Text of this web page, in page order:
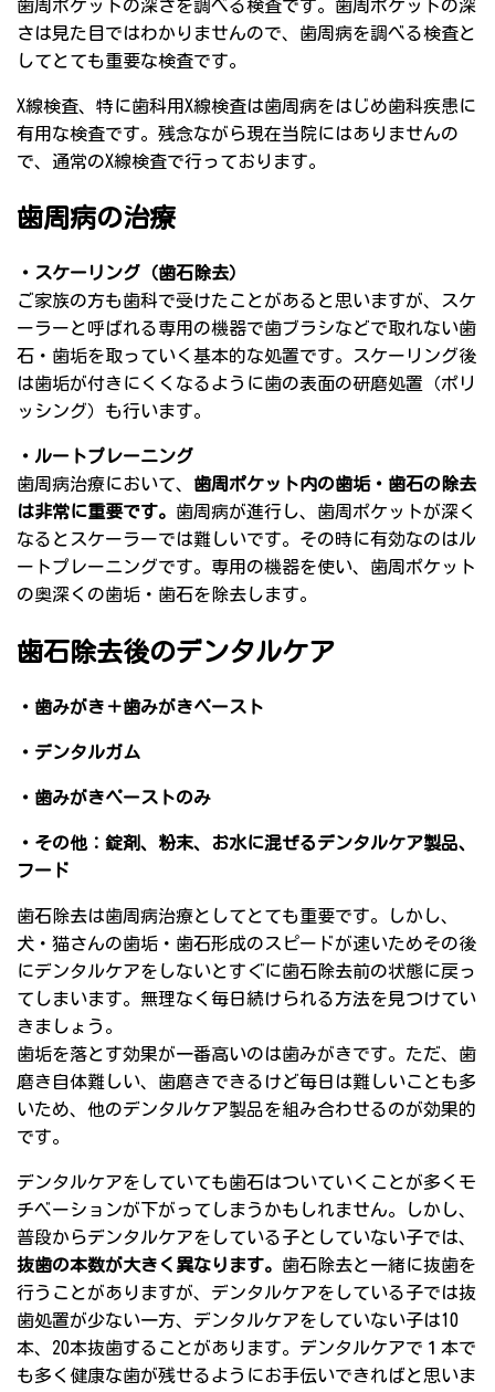
歯周ポケットの深さを調べる検査です。歯周ポケットの深
さは見た目ではわかりませんので、歯周病を調べる検査と
してとても重要な検査です。
X線検査、特に歯科用X線検査は歯周病をはじめ歯科疾患に
有用な検査です。残念ながら現在当院にはありませんの
で、通常のX線検査で行っております。
歯周病の治療
・スケーリング（歯石除去）
ご家族の方も歯科で受けたことがあると思いますが、スケ
ーラーと呼ばれる専用の機器で歯ブラシなどで取れない歯
石・歯垢を取っていく基本的な処置です。スケーリング後
は歯垢が付きにくくなるように歯の表面の研磨処置（ポリ
ッシング）も行います。
・ルートプレーニング
歯周病治療において、 歯周ポケット内の歯垢・歯石の除去
は非常に重要です。 歯周病が進行し、歯周ポケットが深く
なるとスケーラーでは難しいです。その時に有効なのはル
ートプレーニングです。専用の機器を使い、歯周ポケット
の奥深くの歯垢・歯石を除去します。
歯石除去後のデンタルケア
・歯みがき＋歯みがきペースト
・デンタルガム
・歯みがきペーストのみ
・その他：錠剤、粉末、お水に混ぜるデンタルケア製品、
フード
歯石除去は歯周病治療としてとても重要です。しかし、
犬・猫さんの歯垢・歯石形成のスピードが速いためその後
にデンタルケアをしないとすぐに歯石除去前の状態に戻っ
てしまいます。無理なく毎日続けられる方法を見つけてい
きましょう。
歯垢を落とす効果が一番高いのは歯みがきです。ただ、歯
磨き自体難しい、歯磨きできるけど毎日は難しいことも多
いため、他のデンタルケア製品を組み合わせるのが効果的
です。
デンタルケアをしていても歯石はついていくことが多くモ
チベーションが下がってしまうかもしれません。しかし、
普段からデンタルケアをしている子としていない子では、
抜歯の本数が大きく異なります。 歯石除去と一緒に抜歯を
行うことがありますが、デンタルケアをしている子では抜
歯処置が少ない一方、デンタルケアをしていない子は10
本、20本抜歯することがあります。デンタルケアで１本で
も多く健康な歯が残せるようにお手伝いできればと思いま